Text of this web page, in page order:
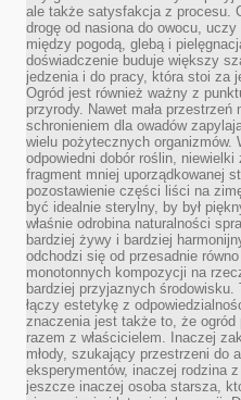
ale także satysfakcja z procesu.
drogę od nasiona do owocu,
między pogodą, glebą i
doświadczenie buduje większy
jedzenia i do pracy, która stoi za
Ogród jest również ważny z
przyrody. Nawet mała przestrzeń
schronieniem dla owadów
wielu pożytecznych organizmów.
odpowiedni dobór roślin, niewielki
fragment mniej uporządkowanej
pozostawienie części liści na
być idealnie sterylny, by był
właśnie odrobina naturalności
bardziej żywy i bardziej
odchodzi się od przesadnie
monotonnych kompozycji na
bardziej przyjaznych środowisku.
łączy estetykę z
znaczenia jest także to, że ogród
razem z właścicielem. Inaczej
młody, szukający przestrzeni do
eksperymentów, inaczej rodzina
jeszcze inaczej osoba starsza,